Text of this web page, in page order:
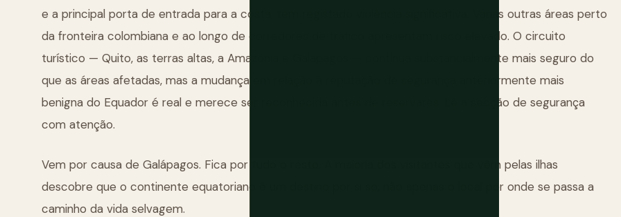
e a principal porta de entrada para a costa, tem registado violência significativa. Várias outras áreas perto
da fronteira colombiana e ao longo de corredores de tráfico apresentam risco elevado. O circuito
turístico — Quito, as terras altas, a Amazónia e Galápagos — continua substancialmente mais seguro do
que as áreas afetadas, mas a mudança em relação à reputação de segurança anteriormente mais
benigna do Equador é real e merece ser reconhecida antes de reservares. Lê a secção de segurança
com atenção.
Vem por causa de Galápagos. Fica por tudo o resto. A maioria dos visitantes que vêm pelas ilhas
descobre que o continente equatoriano é um destino por si só, não apenas o local por onde se passa a
caminho da vida selvagem.